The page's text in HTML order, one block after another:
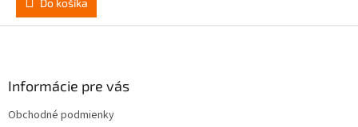
Do košíka
Informácie pre vás
Obchodné podmienky